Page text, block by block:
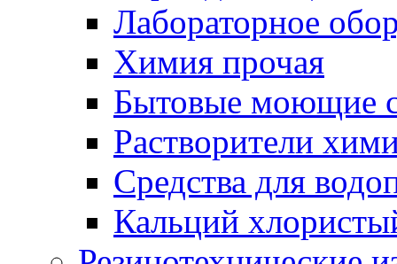
Лабораторное
Химия прочая
Бытовые моющие
Растворители
Средства для
Кальций